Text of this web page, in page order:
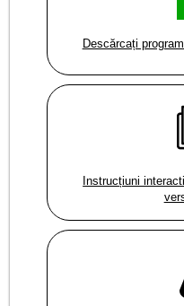
Descărcați
Instrucțiuni